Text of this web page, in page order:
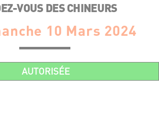
VOUS DES CHINEURS
10 Mars 2024
AUTORISÉE